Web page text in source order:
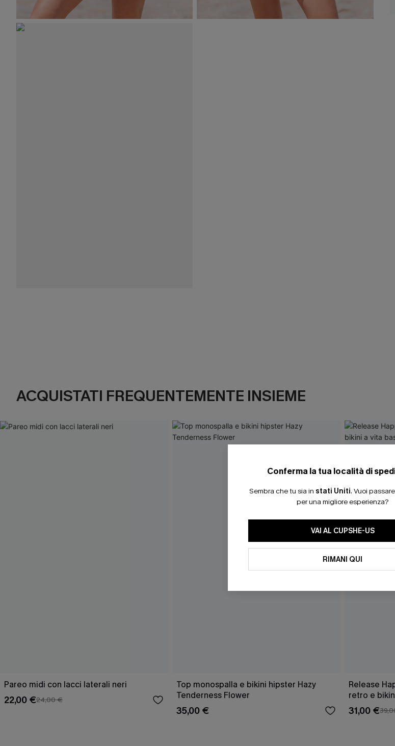
ACQUISTATI FREQUENTEMENTE INSIEME
Pareo midi con lacci laterali neri
22,00 €24,00 €
Top monospalla e bikini hipster Hazy
Tenderness Flower
35,00 €
Release
retro e
31,00 €
Conferma la tua località di
Sembra che tu sia in stati Uniti. Vuoi
per una migliore esperienza?
VAI AL CUPSHE-US
RIMANI QUI